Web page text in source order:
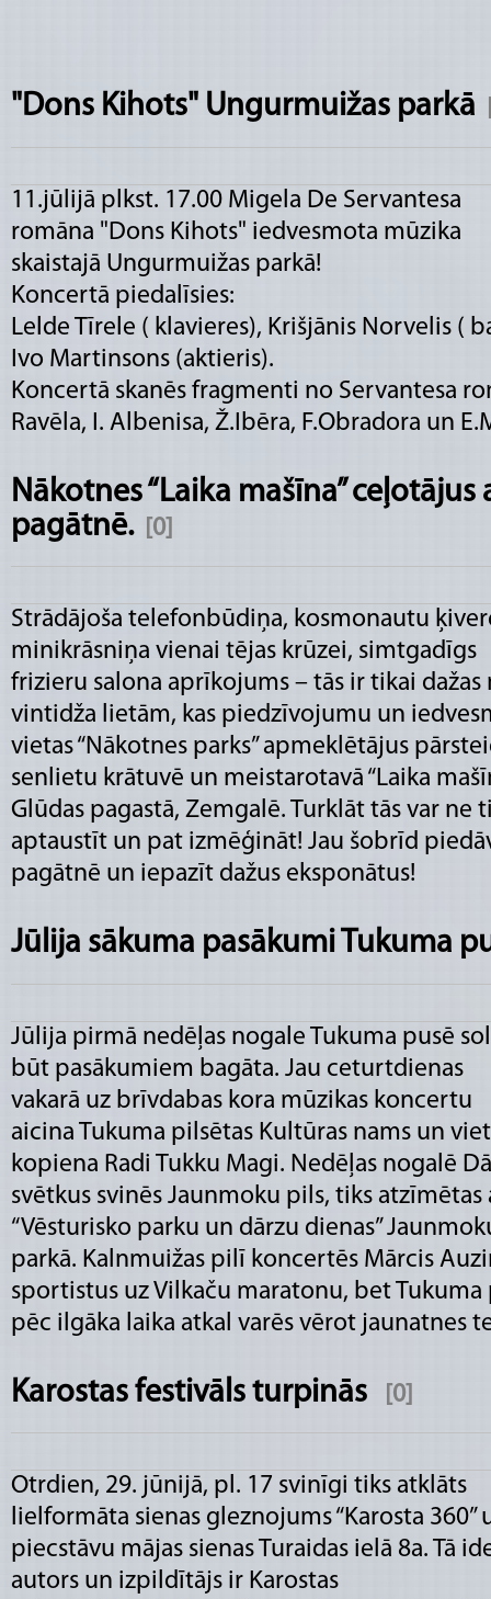
"Dons Kihots" Ungurmuižas parkā
11.jūlijā plkst. 17.00 Migela De Servantesa
romāna "Dons Kihots" iedvesmota mūzika
skaistajā Ungurmuižas parkā!
Koncertā piedalīsies:
Lelde Tīrele ( klavieres), Krišjānis Norvelis (
Ivo Martinsons (aktieris).
Koncertā skanēs fragmenti no Servantesa
Ravēla, I. Albenisa, Ž.Ibēra, F.Obradora un
Nākotnes “Laika mašīna” ceļotājus
pagātnē.
[0]
Strādājoša telefonbūdiņa, kosmonautu
minikrāsniņa vienai tējas krūzei, simtgadīgs
frizieru salona aprīkojums – tās ir tikai dažas
vintidža lietām, kas piedzīvojumu un
vietas “Nākotnes parks” apmeklētājus
senlietu krātuvē un meistarotavā “Laika
Glūdas pagastā, Zemgalē. Turklāt tās var
aptaustīt un pat izmēģināt! Jau šobrīd
pagātnē un iepazīt dažus eksponātus!
Jūlija sākuma pasākumi Tukuma
Jūlija pirmā nedēļas nogale Tukuma pusē
būt pasākumiem bagāta. Jau ceturtdienas
vakarā uz brīvdabas kora mūzikas koncertu
aicina Tukuma pilsētas Kultūras nams un
kopiena Radi Tukku Magi. Nedēļas nogalē
svētkus svinēs Jaunmoku pils, tiks atzīmētas
“Vēsturisko parku un dārzu dienas”
parkā. Kalnmuižas pilī koncertēs Mārcis
sportistus uz Vilkaču maratonu, bet Tukuma
pēc ilgāka laika atkal varēs vērot jaunatnes
Karostas festivāls turpinās [0]
Otrdien, 29. jūnijā, pl. 17 svinīgi tiks atklāts
lielformāta sienas gleznojums “Karosta 360”
piecstāvu mājas sienas Turaidas ielā 8a. Tā
autors un izpildītājs ir Karostas